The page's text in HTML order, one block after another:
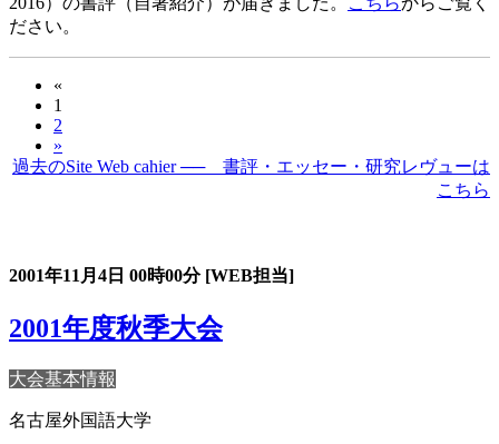
ださい。
«
1
2
»
過去のSite Web cahier ── 書評・エッセー・研究レヴューは
こちら
2001年11月4日 00時00分 [WEB担当]
2001年度秋季大会
大会基本情報
名古屋外国語大学